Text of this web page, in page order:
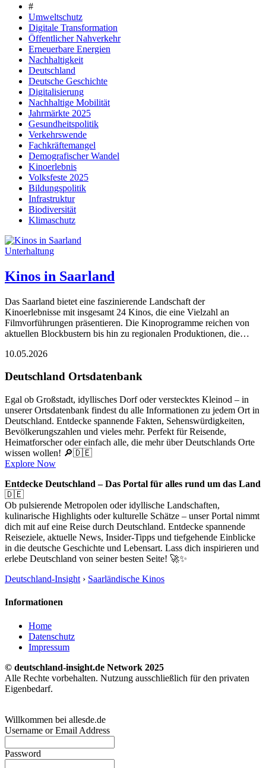
#
Umweltschutz
Digitale Transformation
Öffentlicher Nahverkehr
Erneuerbare Energien
Nachhaltigkeit
Deutschland
Deutsche Geschichte
Digitalisierung
Nachhaltige Mobilität
Jahrmärkte 2025
Gesundheitspolitik
Verkehrswende
Fachkräftemangel
Demografischer Wandel
Kinoerlebnis
Volksfeste 2025
Bildungspolitik
Infrastruktur
Biodiversität
Klimaschutz
Unterhaltung
Kinos in Saarland
Das Saarland bietet eine faszinierende Landschaft der
Kinoerlebnisse mit insgesamt 24 Kinos, die eine Vielzahl an
Filmvorführungen präsentieren. Die Kinoprogramme reichen von
aktuellen Blockbustern bis hin zu regionalen Produktionen, die…
10.05.2026
Deutschland Ortsdatenbank
Egal ob Großstadt, idyllisches Dorf oder verstecktes Kleinod – in
unserer Ortsdatenbank findest du alle Informationen zu jedem Ort in
Deutschland. Entdecke spannende Fakten, Sehenswürdigkeiten,
Bevölkerungszahlen und vieles mehr. Perfekt für Reisende,
Heimatforscher oder einfach alle, die mehr über Deutschlands Orte
wissen wollen! 🔎🇩🇪
Explore Now
Entdecke Deutschland – Das Portal für alles rund um das Land
🇩🇪
Ob pulsierende Metropolen oder idyllische Landschaften,
kulinarische Highlights oder kulturelle Schätze – unser Portal nimmt
dich mit auf eine Reise durch Deutschland. Entdecke spannende
Reiseziele, aktuelle News, Insider-Tipps und tiefgehende Einblicke
in die deutsche Geschichte und Lebensart. Lass dich inspirieren und
erlebe Deutschland von seiner besten Seite! 🚀✨
Deutschland-Insight › Saarländische Kinos
Informationen
Home
Datenschutz
Impressum
© deutschland-insight.de Network 2025
Alle Rechte vorbehalten. Nutzung ausschließlich für den privaten
Eigenbedarf.
Willkommen bei allesde.de
Username or Email Address
Password